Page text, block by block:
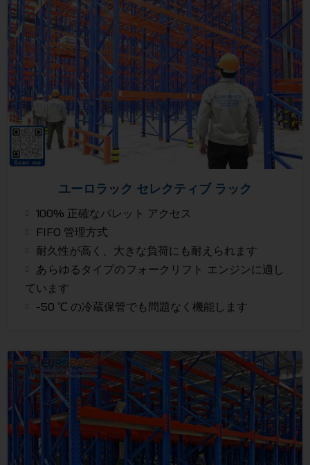
ユーロラック セレクティブ ラック
100% 正確なパレット アクセス
FIFO 管理方式
耐久性が高く、大きな負荷にも耐えられます
あらゆるタイプのフォークリフト エンジンに適し
ています
-50 ℃ の冷蔵保管でも問題なく機能します